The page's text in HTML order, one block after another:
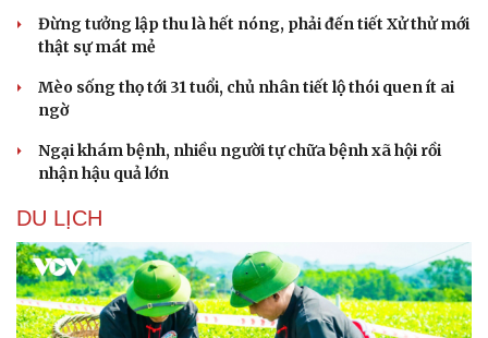
Đừng tưởng lập thu là hết nóng, phải đến tiết Xử thử mới
thật sự mát mẻ
Mèo sống thọ tới 31 tuổi, chủ nhân tiết lộ thói quen ít ai
ngờ
Ngại khám bệnh, nhiều người tự chữa bệnh xã hội rồi
nhận hậu quả lớn
DU LỊCH